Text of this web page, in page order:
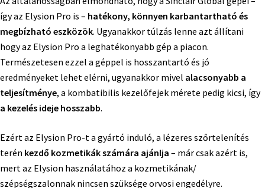
így az Elysion Pro is – hatékony, könnyen karbantartható és
megbízható eszközök. Ugyanakkor túlzás lenne azt állítani
hogy az Elysion Pro a leghatékonyabb gép a piacon.
Természetesen ezzel a géppel is hosszantartó és jó
eredményeket lehet elérni, ugyanakkor mivel alacsonyabb a
teljesítménye, a kombatibilis kezelőfejek mérete pedig kicsi, így
a kezelés ideje hosszabb.
Ezért az Elysion Pro-t a gyártó induló, a lézeres szőrtelenítés
terén kezdő kozmetikák számára ajánlja – már csak azért is,
mert az Elysion használatához a kozmetikának/
szépségszalonnak nincsen szüksége orvosi engedélyre.